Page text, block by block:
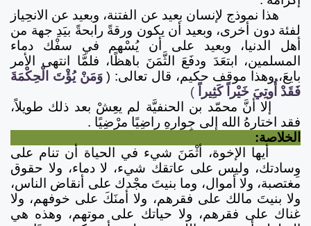
هذا نموذج لإنسان بعيد عن الفتنة، وبعيد عن الانحِياز
لفئة دون أخرى، وبعيد أن يكون ورقةً رابحةً بيَدِ جهة من
أهل الدنيا، وبعيد على أن يُسْهم في سفْك دماء
المسلمين، ابتعَدَ ودفَعَ الثَّمَنَ باهظًا، فلمَّا انتهى الأمر
بايعَ، وهذا موقف حكيم، قال تعالى: ( وَمَنْ يُؤْتَ الْحِكْمَةَ
فَقَدْ أُوتِيَ خَيْراً كَثِيراً
)
إلا أنَّ محمّد بن الحنفيَّة لم يعِشْ بعد ذلك طويلاً،
فقد اختارهُ الله إلى جِوارهِ راضِيًا مرْضِيًا .
الخلاصة:
أيها الإخوة، أثْمَنَ شيء في الحياة أن تنام على
وِسادتك، وليس على عاتقك شيء، لا دماء، ولا حقوق
مغتصبة، ولا أموال، وما بنيتَ مجْدك على أنقاض الناس،
ولا بنيتَ مالك على فقرهم، ولا أمنَكَ على خوفهم، ولا
غناك على فقرهم، ولا حياتك على موتهم، وهذه هي